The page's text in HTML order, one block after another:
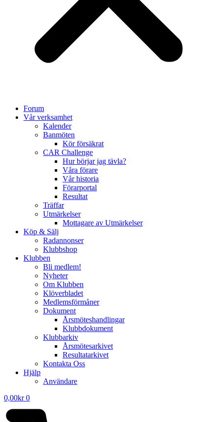
Forum
Vår verksamhet
Kalender
Banmöten
Kör försäkrat
CAR Challenge
Hur börjar jag tävla?
Våra förare
Vår historia
Förarportal
Resultat
Träffar
Utmärkelser
Mottagare av Utmärkelser
Köp & Sälj
Radannonser
Klubbshop
Klubben
Bli medlem!
Nyheter
Om Klubben
Klöverbladet
Medlemsförmåner
Dokument
Årsmöteshandlingar
Klubbdokument
Klubbarkiv
Årsmötesarkivet
Resultatarkivet
Kontakta Oss
Hjälp
Användare
0,00kr 0